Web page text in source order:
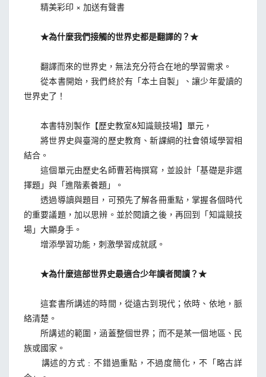
精美彩印 × 加送有聲書
★為什麼我們接觸的世界史都是翻譯的？★
翻譯而來的世界史，無法充分符合在地的學習需求。
從本書開始，我們終於有「本土自製」、讓少年愛讀的
世界史了！
本書特別製作【歷史教室&知識競技場】單元，
將世界史與臺灣的歷史教育、新課綱的社會領域學習相
結合。
這個單元由歷史名師曹若梅撰寫，並設計「基礎是非選
擇題」與「進階素養題」。
透過導讀與題目，可預先了解各冊重點，掌握各個時代
的重要議題，加以思辨。並於閱讀之後，再回到「知識競技
場」大顯身手。
增添學習功能，刺激學習成就感。
★為什麼這部世界史最適合少年讀者閱讀？★
這套書所講述的時間，從遠古到現代；依時、依地，脈
絡清楚。
所講述的範圍，涵蓋整個世界；而不是某一個地區、民
族或國家。
講述的方式﹕不錯過重點，不過度簡化，不「略古詳